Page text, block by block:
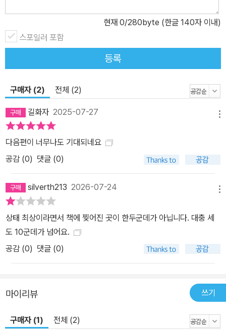
장치 중 잘못된 것 찾기, 벌레 격파하기 게임, 동굴 탈출 및 경보등 바
꾸기 게임 등 흥미진진한 놀이가 가득합니다.
현재 0/280byte (한글 140자 이내)
스포일러 포함
등록
구매자 (2) 전체 (2)
길화자 2025-07-27
다음편이 너무나도 기대되네요
공감 (0) 댓글 (0)
silverth213 2026-07-24
상태 최상이라면서 책에 찢어진 곳이 한두군데가 아닙니다. 대충 세
도 10군데가 넘어요.
공감 (0) 댓글 (0)
마이리뷰 쓰기
구매자 (1) 전체 (2)